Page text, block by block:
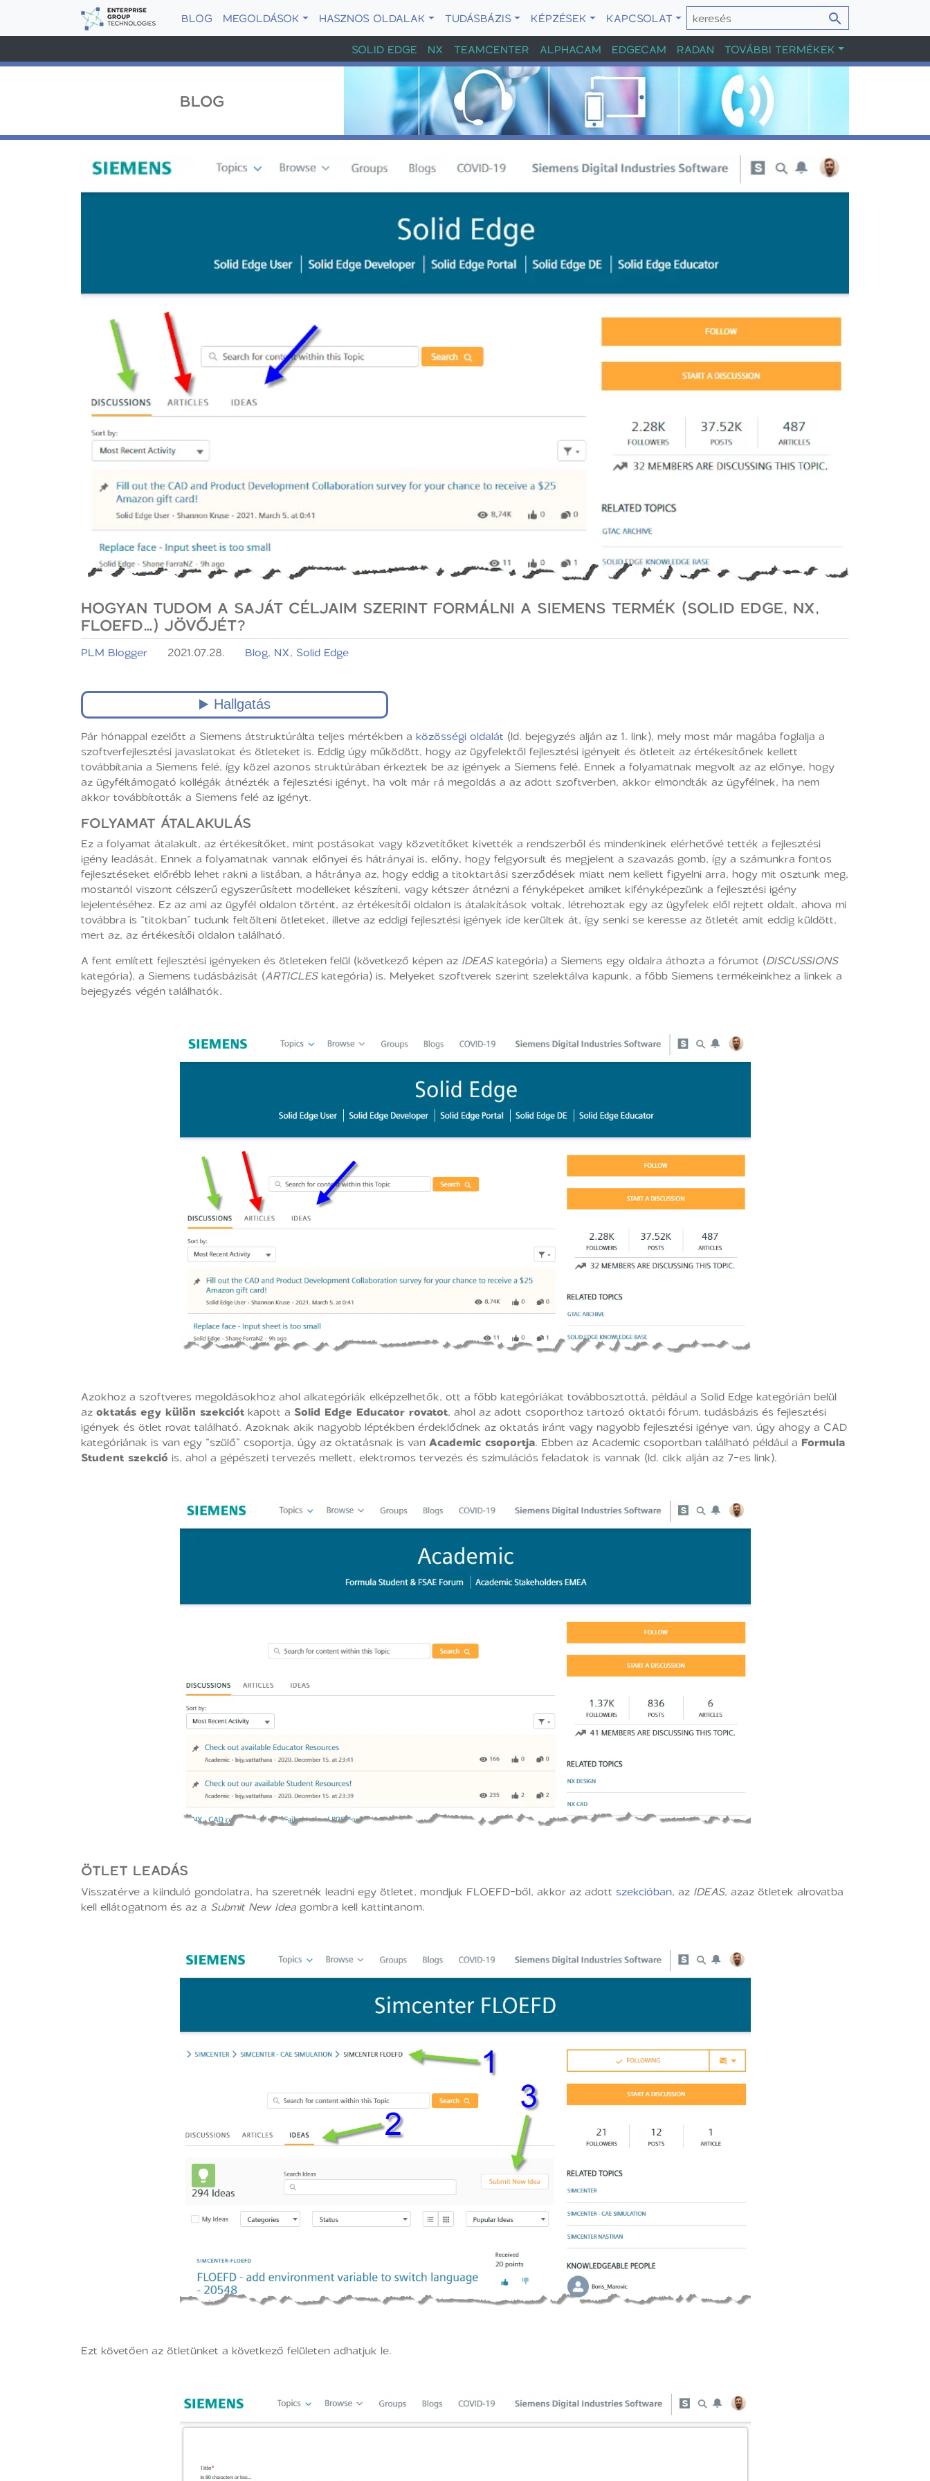
BLOG MEGOLDÁSOK HASZNOS OLDALAK TUDÁSBÁZIS KÉPZÉSEK
KAPCSOLAT
SOLID EDGE
NX TEAMCENTER ALPHACAM EDGECAM RADAN TOVÁBBI TERMÉKEK
BLOG
HOGYAN TUDOM A SAJÁT CÉLJAIM SZERINT FORMÁLNI A SIEMENS TERMÉK (SOLID EDGE, NX,
FLOEFD…) JÖVŐJÉT?
PLM Blogger 2021.07.28. Blog, NX, Solid Edge
Pár hónappal ezelőtt a Siemens átstruktúrálta teljes mértékben a közösségi oldalát (ld. bejegyzés alján az 1. link), mely most már magába foglalja a
szoftverfejlesztési javaslatokat és ötleteket is. Eddig úgy működött, hogy az ügyfelektől fejlesztési igényeit és ötleteit az értékesítőnek kellett
továbbítania a Siemens felé, így közel azonos struktúrában érkeztek be az igények a Siemens felé. Ennek a folyamatnak megvolt az az előnye, hogy
az ügyféltámogató kollégák átnézték a fejlesztési igényt, ha volt már rá megoldás a az adott szoftverben, akkor elmondták az ügyfélnek, ha nem
akkor továbbították a Siemens felé az igényt.
FOLYAMAT ÁTALAKULÁS
Ez a folyamat átalakult, az értékesítőket, mint postásokat vagy közvetítőket kivették a rendszerből és mindenkinek elérhetővé tették a fejlesztési
igény leadását. Ennek a folyamatnak vannak előnyei és hátrányai is, előny, hogy felgyorsult és megjelent a szavazás gomb, így a számunkra fontos
fejlesztéseket előrébb lehet rakni a listában, a hátránya az, hogy eddig a titoktartási szerződések miatt nem kellett figyelni arra, hogy mit osztunk meg,
mostantól viszont célszerű egyszerűsített modelleket készíteni, vagy kétszer átnézni a fényképeket amiket kifényképezünk a fejlesztési igény
lejelentéséhez. Ez az ami az ügyfél oldalon történt, az értékesítői oldalon is átalakítások voltak, létrehoztak egy az ügyfelek elől rejtett oldalt, ahova mi
továbbra is “titokban” tudunk feltölteni ötleteket, illetve az eddigi fejlesztési igények ide kerültek át, így senki se keresse az ötletét amit eddig küldött,
mert az, az értékesítői oldalon található.
A fent említett fejlesztési igényeken és ötleteken felül (következő képen az IDEASkategória) a Siemens egy oldalra áthozta a fórumot (DISCUSSIONS
kategória), a Siemens tudásbázisát (ARTICLESkategória) is. Melyeket szoftverek szerint szelektálva kapunk, a főbb Siemens termékeinkhez a linkek a
bejegyzés végén találhatók.
Azokhoz a szoftveres megoldásokhoz ahol alkategóriák elképzelhetők, ott a főbb kategóriákat továbbosztottá, például a Solid Edge kategórián belül
azoktatás egy külön szekciót kapott a Solid Edge Educator rovatot, ahol az adott csoporthoz tartozó oktatói fórum, tudásbázis és fejlesztési
igények és ötlet rovat található. Azoknak akik nagyobb léptékben érdeklődnek az oktatás iránt vagy nagyobb fejlesztési igénye van, úgy ahogy a CAD
kategóriának is van egy “szülő” csoportja, úgy az oktatásnak is vanAcademic csoportja. Ebben az Academic csoportban található például a Formula
Student szekció is, ahol a gépészeti tervezés mellett, elektromos tervezés és szimulációs feladatok is vannak (ld. cikk alján az 7-es link).
ÖTLET LEADÁS
Visszatérve a kiinduló gondolatra, ha szeretnék leadni egy ötletet, mondjuk FLOEFD-ből, akkor az adott szekcióban, az IDEAS, azaz ötletek alrovatba
kell ellátogatnom és az a Submit New Idea gombra kell kattintanom.
Ezt követően az ötletünket a következő felületen adhatjuk le.